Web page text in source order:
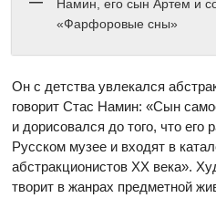
Намин, его сын Артем и
«Фарфоровые сны»
Он с детства увлекался
говорит Стас Намин: «Сын
и дорисовался до того, что
Русском музее и входят в
абстракционистов ХХ века».
творит в жанрах предметной